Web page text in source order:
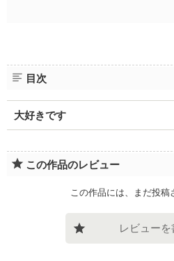
目次
大好きです
この作品のレビュー
この作品には、まだ投稿
レビューを